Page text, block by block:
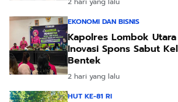
EKONOMI DAN BISNIS
Kapolres Lombok
Inovasi Spons Sabut
Bentek
2 hari yang lalu
HUT KE-81 RI